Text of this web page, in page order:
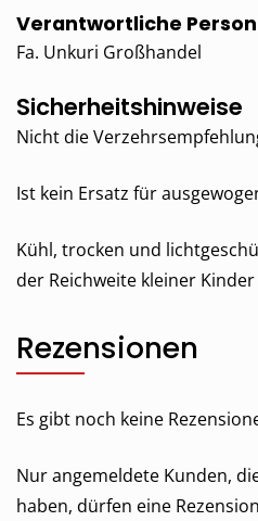
Verantwortliche Person
Fa. Unkuri Großhandel
Sicherheitshinweise
Nicht die
Ist kein Ersatz für
Kühl, trocken und
der Reichweite kleiner
Rezensionen
Es gibt noch keine
Nur angemeldete Kunden,
haben, dürfen eine